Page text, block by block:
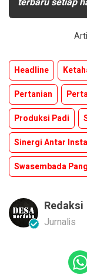
Headline
Pertanian
Produksi Padi
Sinergi Antar
Swasembada
Redaksi
Jurnalis